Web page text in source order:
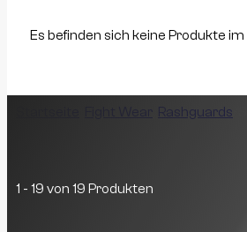
Es befinden sich keine Produkte
Rashguards
1 - 19 von 19 Produkten